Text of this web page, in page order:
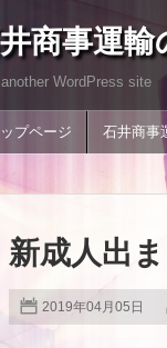
商事運
WordPress site
ップページ 石井商事
新成人出
2019年04月05日